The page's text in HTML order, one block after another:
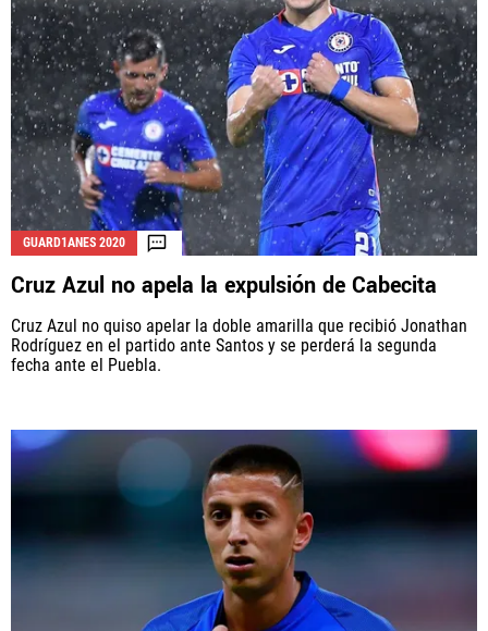
GUARD1ANES 2020
Cruz Azul no apela la expulsión de Cabecita
Cruz Azul no quiso apelar la doble amarilla que recibió Jonathan
Rodríguez en el partido ante Santos y se perderá la segunda
fecha ante el Puebla.